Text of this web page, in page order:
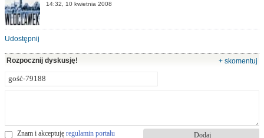
14:32, 10 kwietnia 2008
Udostępnij
Rozpocznij dyskusję! + skomentuj
Znam i akceptuję regulamin portalu